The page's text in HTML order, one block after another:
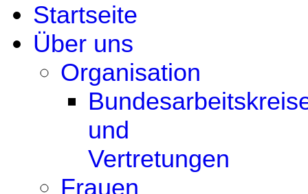
Startseite
Über uns
Organisation
und
Vertretungen
Frauen